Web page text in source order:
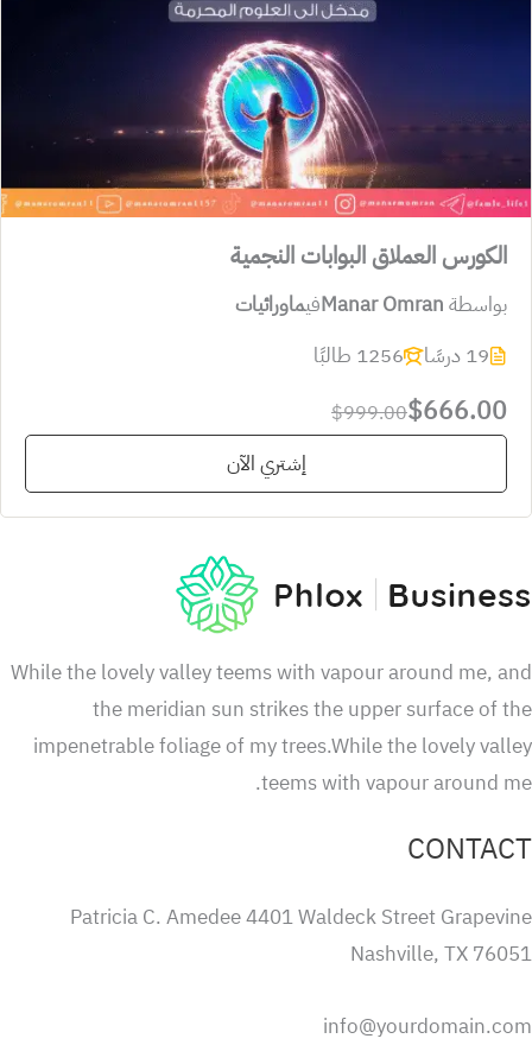
الكورس العملاق البوابات النجمية
بواسطةManar Omranفيماورائيات
19 درسًا
1256 طالبًا
$999.00$666.00
إشتري الآن
While the lovely valley teems with vapour around me,
the meridian sun strikes the upper surface of
impenetrable foliage of my trees.While the lovely
teems with vapour around
Patricia C. Amedee 4401 Waldeck Street
Nashville, TX